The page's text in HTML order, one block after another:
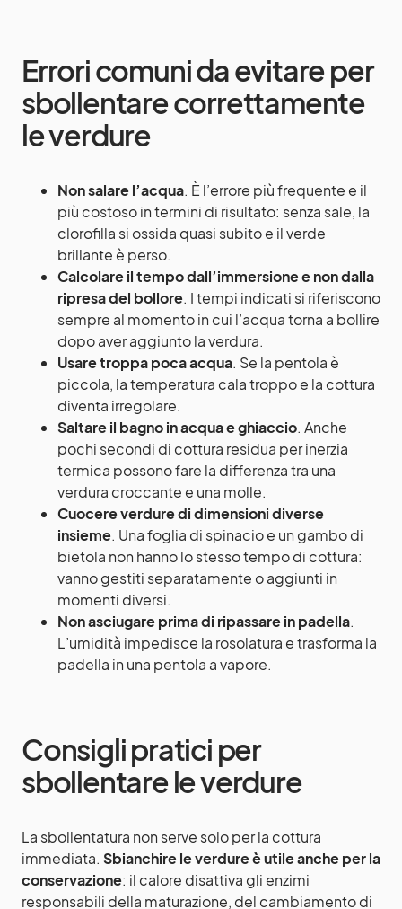
Errori comuni da evitare per
sbollentare correttamente
le verdure
Non salare l’acqua. È l’errore più frequente e il
più costoso in termini di risultato: senza sale, la
clorofilla si ossida quasi subito e il verde
brillante è perso.
Calcolare il tempo dall’immersione e non dalla
ripresa del bollore. I tempi indicati si riferiscono
sempre al momento in cui l’acqua torna a bollire
dopo aver aggiunto la verdura.
Usare troppa poca acqua. Se la pentola è
piccola, la temperatura cala troppo e la cottura
diventa irregolare.
Saltare il bagno in acqua e ghiaccio. Anche
pochi secondi di cottura residua per inerzia
termica possono fare la differenza tra una
verdura croccante e una molle.
Cuocere verdure di dimensioni diverse
insieme. Una foglia di spinacio e un gambo di
bietola non hanno lo stesso tempo di cottura:
vanno gestiti separatamente o aggiunti in
momenti diversi.
Non asciugare prima di ripassare in padella.
L’umidità impedisce la rosolatura e trasforma la
padella in una pentola a vapore.
Consigli pratici per
sbollentare le verdure
La sbollentatura non serve solo per la cottura
immediata. Sbianchire le verdure è utile anche per la
conservazione: il calore disattiva gli enzimi
responsabili della maturazione, del cambiamento di